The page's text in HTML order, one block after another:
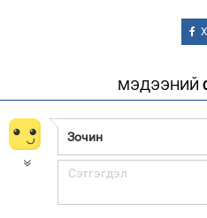
МЭДЭЭНИЙ